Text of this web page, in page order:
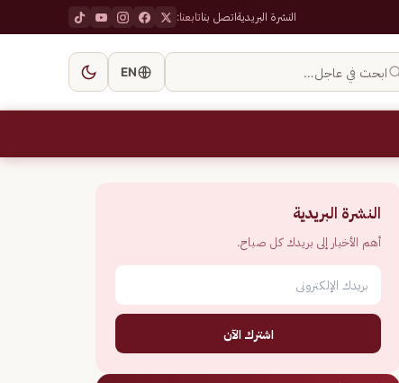
النشرة البريديةاتصل بناتابعنا:
ابحث في عاجل… EN
النشرة البريدية
أهم الأخبار إلى بريدك كل صباح.
اشترك الآن